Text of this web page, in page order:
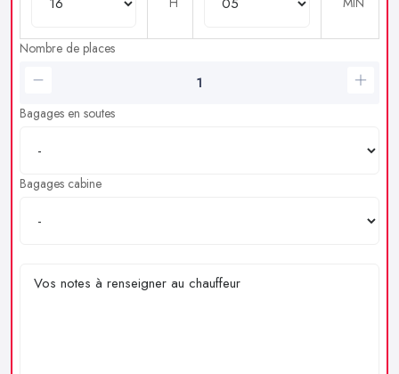
Nombre de places
Bagages en soutes
Bagages cabine